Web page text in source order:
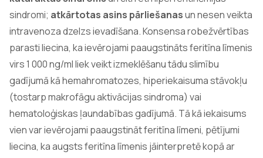
sindromi; atkārtotas asins pārliešanasun nesen veikta
intravenoza dzelzs ievadīšana. Konsensa robežvērtības
parasti liecina, ka ievērojami paaugstināts feritīna līmenis
virs 1 000 ng/ml liek veikt izmeklēšanu tādu slimību
gadījumā kā hemahromatozes, hiperiekaisuma stāvokļu
(tostarp makrofāgu aktivācijas sindroma) vai
hematoloģiskas ļaundabības gadījumā. Tā kā iekaisums
vien var ievērojami paaugstināt feritīna līmeni, pētījumi
liecina, ka augsts feritīna līmenis jāinterpretē kopā ar